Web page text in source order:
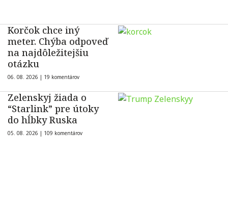
Korčok chce iný
meter. Chýba odpoveď
na najdôležitejšiu
otázku
06. 08. 2026 | 19 komentárov
Zelenskyj žiada o
“Starlink” pre útoky
do hĺbky Ruska
05. 08. 2026 | 109 komentárov